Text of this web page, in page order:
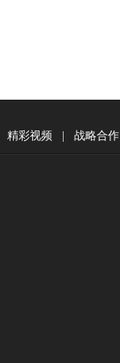
精彩视频 战略合作